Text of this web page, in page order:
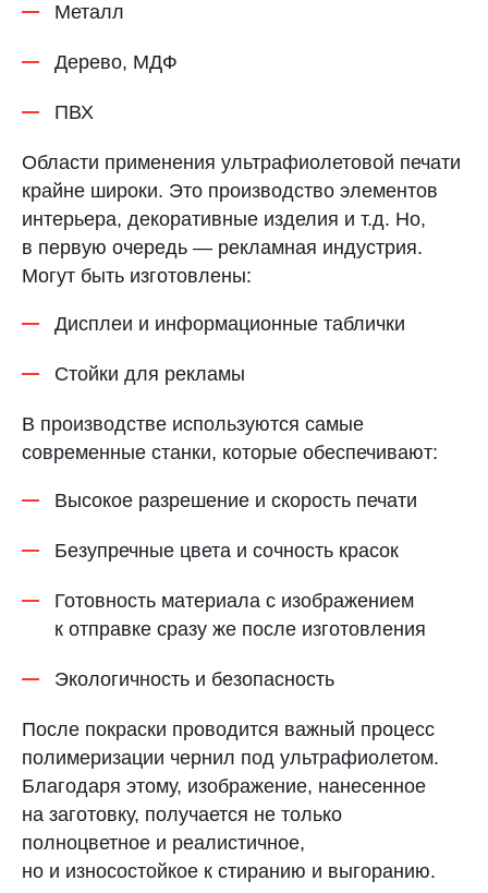
Металл
Дерево, МДФ
ПВХ
Области применения ультрафиолетовой печати
крайне широки. Это производство элементов
интерьера, декоративные изделия и т.д. Но,
в первую очередь — рекламная индустрия.
Могут быть изготовлены:
Дисплеи и информационные таблички
Стойки для рекламы
В производстве используются самые
современные станки, которые обеспечивают:
Высокое разрешение и скорость печати
Безупречные цвета и сочность красок
Готовность материала с изображением
к отправке сразу же после изготовления
Экологичность и безопасность
После покраски проводится важный процесс
полимеризации чернил под ультрафиолетом.
Благодаря этому, изображение, нанесенное
на заготовку, получается не только
полноцветное и реалистичное,
но и износостойкое к стиранию и выгоранию.